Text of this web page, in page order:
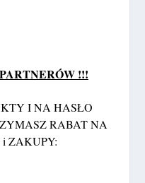
!!!
I NA HASŁO
RABAT NA
ZAKUPY: